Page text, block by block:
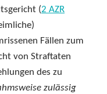
(2 AZR
Fällen zum
von Straftaten
des zu
zulässig